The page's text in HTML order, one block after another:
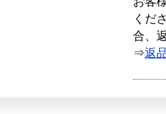
くだ
合、
⇒返